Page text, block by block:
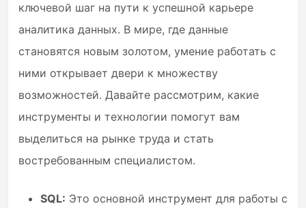
ключевой шаг на пути к успешной карьере
аналитика данных. В мире, где данные
становятся новым золотом, умение работать с
ними открывает двери к множеству
возможностей. Давайте рассмотрим, какие
инструменты и технологии помогут вам
выделиться на рынке труда и стать
востребованным специалистом.
SQL: Это основной инструмент для работы с